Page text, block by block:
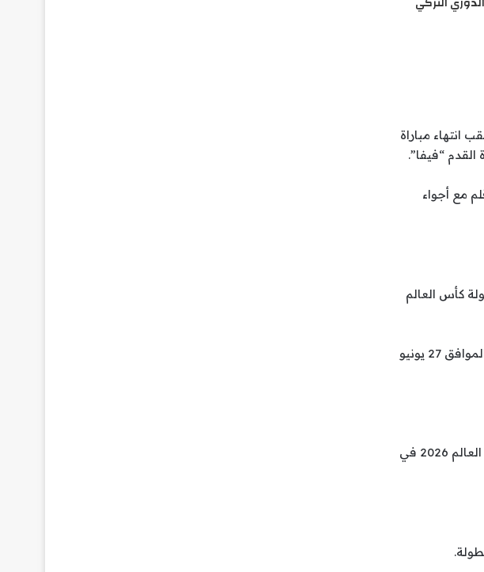
انتهاء مباراة
القدم “فيفا”.
مع أجواء
كأس العالم
وتقام المباراة يوم 26 يونيو 2026 في تمام الساعة 11:00 مساءً بتوقيت مدينة سياتل الأمريكية، الموافق 27 يونيو
مباراة منتخب مصر وإيران، باعتبارها الناقل الحصري لبطولة كأس العالم 2026 في